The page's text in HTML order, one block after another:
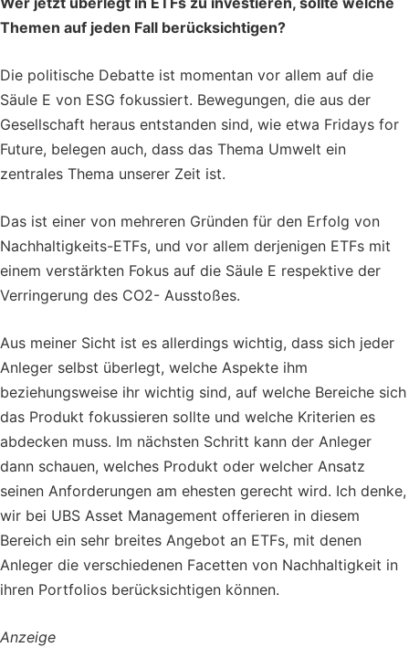
Themen auf jeden Fall berücksichtigen?
Die politische Debatte ist momentan vor allem auf die
Säule E von ESG fokussiert. Bewegungen, die aus der
Gesellschaft heraus entstanden sind, wie etwa Fridays for
Future, belegen auch, dass das Thema Umwelt ein
zentrales Thema unserer Zeit ist.
Das ist einer von mehreren Gründen für den Erfolg von
Nachhaltigkeits-ETFs, und vor allem derjenigen ETFs mit
einem verstärkten Fokus auf die Säule E respektive der
Verringerung des CO2- Ausstoßes.
Aus meiner Sicht ist es allerdings wichtig, dass sich jeder
Anleger selbst überlegt, welche Aspekte ihm
beziehungsweise ihr wichtig sind, auf welche Bereiche sich
das Produkt fokussieren sollte und welche Kriterien es
abdecken muss. Im nächsten Schritt kann der Anleger
dann schauen, welches Produkt oder welcher Ansatz
seinen Anforderungen am ehesten gerecht wird. Ich denke,
wir bei UBS Asset Management offerieren in diesem
Bereich ein sehr breites Angebot an ETFs, mit denen
Anleger die verschiedenen Facetten von Nachhaltigkeit in
ihren Portfolios berücksichtigen können.
Anzeige